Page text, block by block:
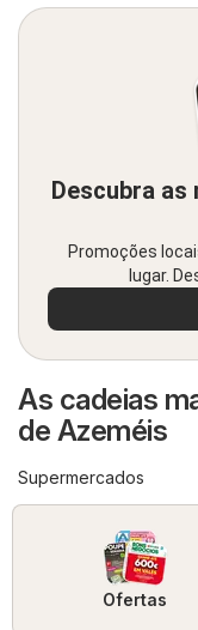
Descubra
Promoções
lugar.
As cadeias
de Azeméis
Supermercados
Ofertas